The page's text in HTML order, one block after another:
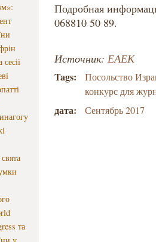
та
Подробная
068810 50 89.
Источник: ЕАЕК
Tags:
Посольство
конкурс для
дата: Сентябрь 2017